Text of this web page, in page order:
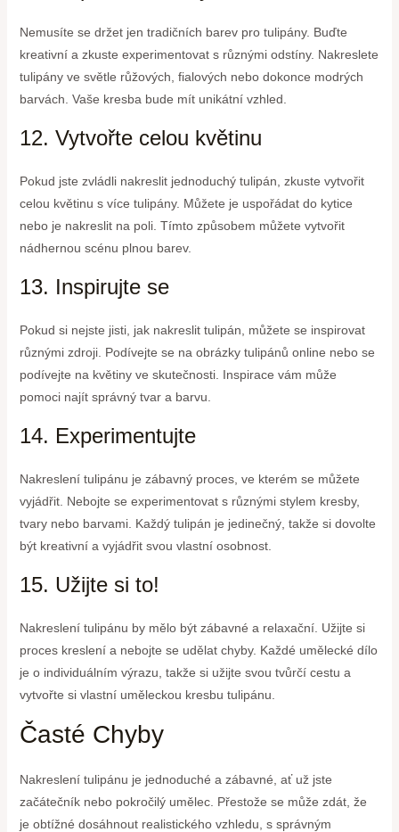
Nemusíte se držet jen tradičních barev pro tulipány. Buďte
kreativní a zkuste experimentovat s různými odstíny. Nakreslete
tulipány ve světle růžových, fialových nebo dokonce modrých
barvách. Vaše kresba bude mít unikátní vzhled.
12. Vytvořte celou květinu
Pokud jste zvládli nakreslit jednoduchý tulipán, zkuste vytvořit
celou květinu s více tulipány. Můžete je uspořádat do kytice
nebo je nakreslit na poli. Tímto způsobem můžete vytvořit
nádhernou scénu plnou barev.
13. Inspirujte se
Pokud si nejste jisti, jak nakreslit tulipán, můžete se inspirovat
různými zdroji. Podívejte se na obrázky tulipánů online nebo se
podívejte na květiny ve skutečnosti. Inspirace vám může
pomoci najít správný tvar a barvu.
14. Experimentujte
Nakreslení tulipánu je zábavný proces, ve kterém se můžete
vyjádřit. Nebojte se experimentovat s různými stylem kresby,
tvary nebo barvami. Každý tulipán je jedinečný, takže si dovolte
být kreativní a vyjádřit svou vlastní osobnost.
15. Užijte si to!
Nakreslení tulipánu by mělo být zábavné a relaxační. Užijte si
proces kreslení a nebojte se udělat chyby. Každé umělecké dílo
je o individuálním výrazu, takže si užijte svou tvůrčí cestu a
vytvořte si vlastní uměleckou kresbu tulipánu.
Časté Chyby
Nakreslení tulipánu je jednoduché a zábavné, ať už jste
začátečník nebo pokročilý umělec. Přestože se může zdát, že
je obtížné dosáhnout realistického vzhledu, s správným